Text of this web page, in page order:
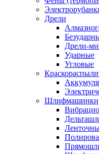
Дрели
Дрели-
Ударные
Угловые
Шлифмашинки